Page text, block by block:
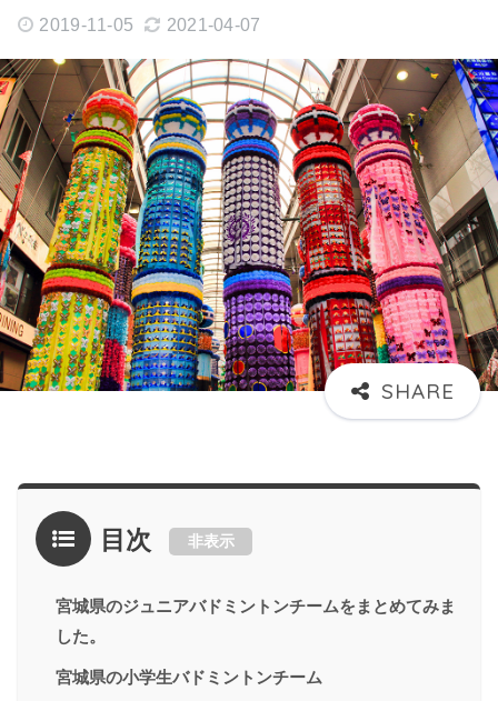
2019-11-05 2021-04-07
目次 非表示
宮城県のジュニアバドミントンチームをまとめてみま
した。
宮城県の小学生バドミントンチーム